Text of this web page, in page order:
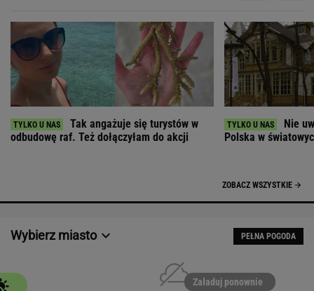
Tak angażuje się turystów w
odbudowę raf. Też dołączyłam do akcji
Nie
Polska w
ZOBACZ WSZYSTKIE
Wybierz miasto PEŁNA POGODA
Załaduj ponownie